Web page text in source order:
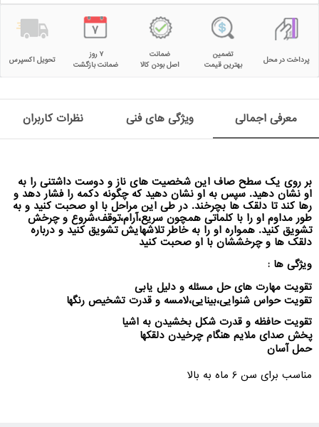
پرداخت در محل
تضمین
بهترین قیمت
ضمانت
اصل بودن کالا
۷ روز
ضمانت بازگشت
تحویل اکسپرس
معرفی اجمالی ویژگی های فنی نظرات کاربران
بر روی یک سطح صاف این شخصیت های ناز و دوست داشتنی را به
او نشان دهید. سپس به او نشان دهید که چگونه دکمه را فشار دهد و
رها کند تا دلقک ها بچرخند. در طی این مراحل با او صحبت کنید و به
طور مداوم او را با کلماتی همچون سریع،آرام،توقف،شروع و چرخش
تشویق کنید. همواره او را به خاطر تلاشهایش تشویق کنید و درباره
دلقک ها و چرخششان با او صحبت کنید
ویژگی ها :
تقویت مهارت های حل مسئله و دلیل یابی
تقویت حواس شنوایی،بینایی،لامسه و قدرت تشخیص رنگها
تقویت حافظه و قدرت شکل بخشیدن به اشیا
پخش صدای ملایم هنگام چرخیدن دلقکها
حمل آسان
مناسب برای سن 6 ماه به بالا